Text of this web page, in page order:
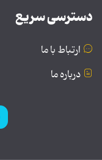
دسترسی سریع
ارتباط با ما
درباره ما